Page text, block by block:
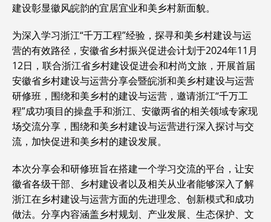
建设彰显徽风皖韵的宜居宜业和美乡村新面貌。
为深入学习浙江“千万工程”经验，探寻和美乡村建设与运
营的有效路径，安徽省乡村振兴促进会计划于2024年11月
12日，联合浙江省乡村建设促进会和村尚文旅，开展首届
安徽省乡村建设与运营分享会暨皖浙和美乡村建设与运营
研修班，围绕和美乡村的建设与运营，邀请浙江“千万工
程”成功项目的操盘手和浙江、安徽两省的相关领域专家现
场交流分享，围绕和美乡村建设与运营进行深入探讨与交
流，加快促进和美乡村的建设发展。
本次分享会和研修班旨在搭建一个学习交流的平台，让安
徽省各级干部、乡村建设者以及相关从业者能够深入了解
浙江在乡村建设与运营方面的先进理念、创新模式和成功
做法。分享内容涵盖乡村规划、产业发展、生态保护、文